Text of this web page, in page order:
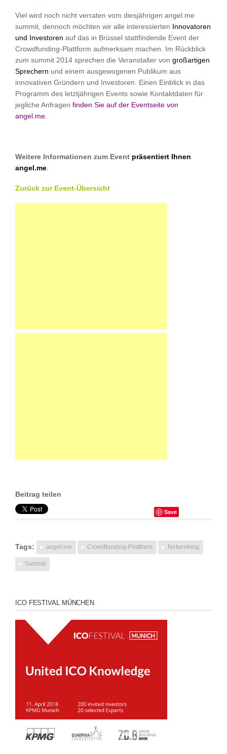
Viel wird noch nicht verraten vom diesjährigen angel.me
summit, dennoch möchten wir alle interessierten Innovatoren
und Investoren auf das in Brüssel stattfindende Event der
Crowdfunding-Plattform aufmerksam machen. Im Rückblick
zum summit 2014 sprechen die Veranstalter von großartigen
Sprechern und einem ausgewogenen Publikum aus
innovativen Gründern und Investoren. Einen Einblick in das
Programm des letztjährigen Events sowie Kontaktdaten für
jegliche Anfragen finden Sie auf der Eventseite von
angel.me.
Weitere Informationen zum Event präsentiert Ihnen
angel.me
Zurück zur Event-Übersicht
Beitrag teilen
Save
Tags: angel.me Crowdfunding-Plattform Networking
Summit
ICO FESTIVAL MÜNCHEN